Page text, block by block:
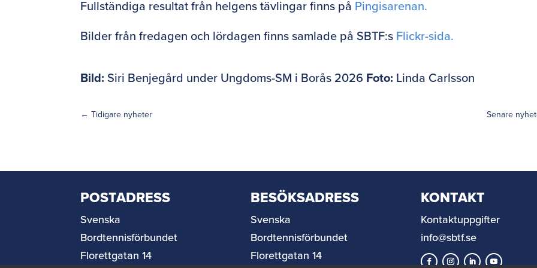
Fullständiga resultat från helgens tävlingar finns på Pingisarenan.
Bilder från fredagen och lördagen finns samlade på SBTF:s Flickr-sida.
Bild:Siri Benjegård under Ungdoms-SM i Borås 2026 Foto: Linda Carlsson
←Tidigare nyheter Senare
POSTADRESS
Svenska
Bordtennisförbundet
Florettgatan 14
BESÖKSADRESS
Svenska
Bordtennisförbundet
Florettgatan 14
KONTAKT
Kontaktuppgifter
info@sbtf.se